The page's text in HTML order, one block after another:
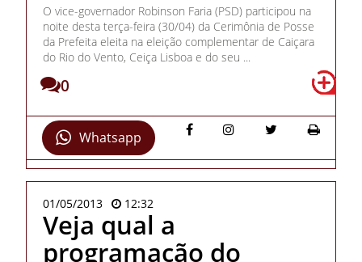
O vice-governador Robinson Faria (PSD) participou na
noite desta terça-feira (30/04) da Cerimônia de Posse
da Prefeita eleita na eleição complementar de Caiçara
do Rio do Vento, Ceiça Lisboa e do seu ...
0
Whatsapp
01/05/2013 12:32
Veja qual a
programação do